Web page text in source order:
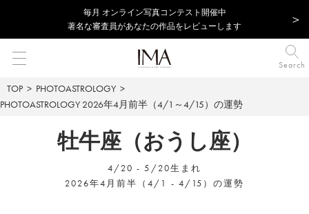
毎⽉ オンライン写真コンテスト開催中
著名な審査員があなたの作品をレビューします
Search
TOP
PHOTOASTROLOGY
PHOTOASTROLOGY 2026年4月前半（4/1～4/15）の運勢
牡牛座（おうし座）
4/20 - 5/20生まれ
2026年4月前半（4/1 - 4/15）の運勢